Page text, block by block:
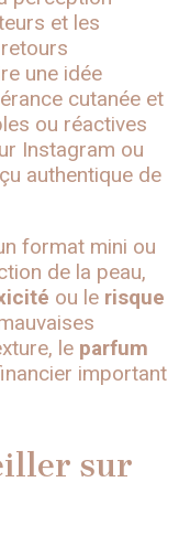
et les
une idée
cutanée et
ou réactives
Instagram ou
authentique de
format mini ou
de la peau,
ou le risque
le parfum
important
sur